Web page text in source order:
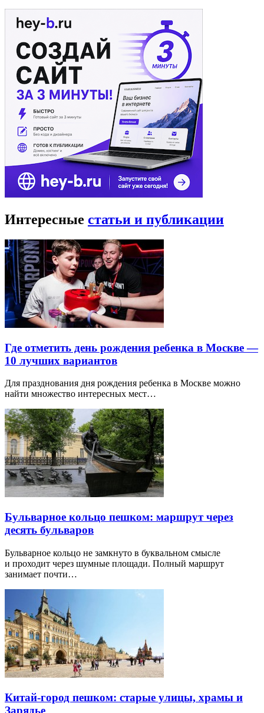
Интересные статьи и публикации
Где отметить день рождения ребенка в Москве —
10 лучших вариантов
Для празднования дня рождения ребенка в Москве можно
найти множество интересных мест…
Бульварное кольцо пешком: маршрут через
десять бульваров
Бульварное кольцо не замкнуто в буквальном смысле
и проходит через шумные площади. Полный маршрут
занимает почти…
Китай-город пешком: старые улицы, храмы и
Зарядье